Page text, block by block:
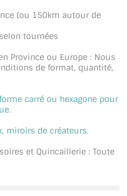
VERRE ?
(ou 150km autour de
tournées
Province ou Europe : Nous
de format, quantité,
carré ou hexagone pour
miroirs de créateurs.
et Quincaillerie : Toute